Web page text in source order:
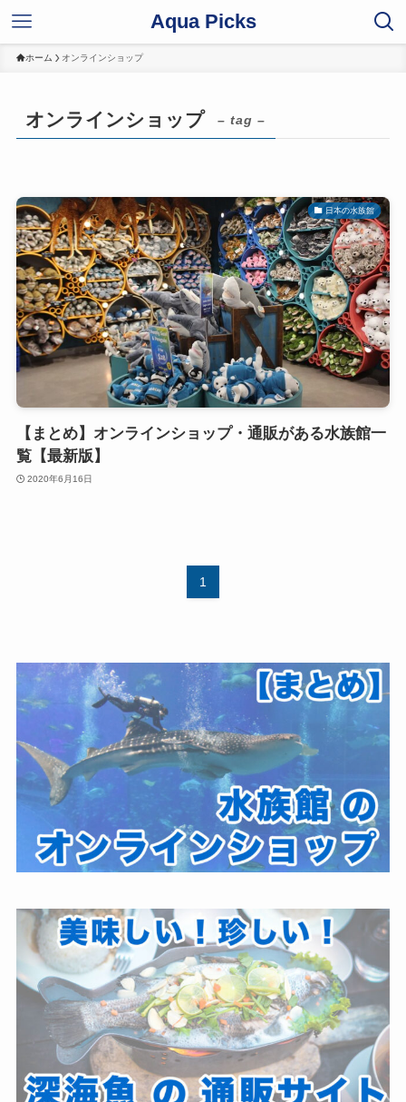
Aqua Picks
ホーム オンラインショップ
オンラインショップ – tag –
日本の水族館
【まとめ】オンラインショップ・通販がある水族館一
覧【最新版】
2020年6月16日
1